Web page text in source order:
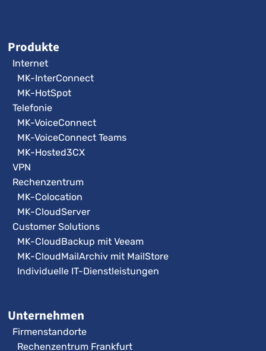
Produkte
Internet
MK-InterConnect
MK-HotSpot
Telefonie
MK-VoiceConnect
MK-VoiceConnect Teams
MK-Hosted3CX
VPN
Rechenzentrum
MK-Colocation
MK-CloudServer
Customer Solutions
MK-CloudBackup mit Veeam
MK-CloudMailArchiv mit MailStore
Individuelle IT-Dienstleistungen
Unternehmen
Firmenstandorte
Rechenzentrum Frankfurt